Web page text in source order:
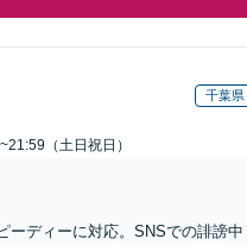
千葉県
（土日祝日）
ーディーに対応。SNSでの誹謗中